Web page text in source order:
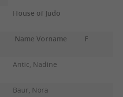
House of Judo
Name Vorname F
Antic, Nadine
Baur, Nora